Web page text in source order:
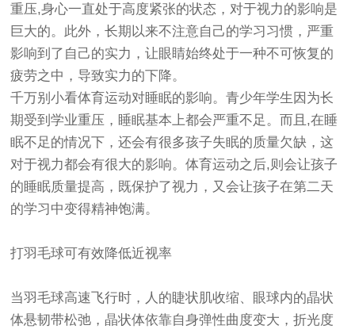
重压,身心一直处于高度紧张的状态，对于视力的影响是
巨大的。此外，长期以来不注意自己的学习习惯，严重
影响到了自己的实力，让眼睛始终处于一种不可恢复的
疲劳之中，导致实力的下降。
千万别小看体育运动对睡眠的影响。青少年学生因为长
期受到学业重压，睡眠基本上都会严重不足。而且,在睡
眠不足的情况下，还会有很多孩子失眠的质量欠缺，这
对于视力都会有很大的影响。体育运动之后,则会让孩子
的睡眠质量提高，既保护了视力，又会让孩子在第二天
的学习中变得精神饱满。
打羽毛球可有效降低近视率
当羽毛球高速飞行时，人的睫状肌收缩、眼球内的晶状
体悬韧带松弛，晶状体依靠自身弹性曲度变大，折光度